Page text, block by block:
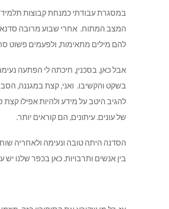
במסגרת עבודתי כמנחת קבוצות
המצב המתוח. אחרי שבוע מרובה
להם מילים מתאימות, ולפעמים פשוט
אבל כאן, בסכנין, חיכתה לי הפתעה
בשקט והקשיבו. ואני, קצת במגננה,
להגיב היטב על מידע ולהיות אפילו
של עונים. עיתונים, הם קוראים יותר.
הסדנה היתה טובה ונעימה ולאחריה
בין אנשים ותרבויות. כאן בכפר שלנו